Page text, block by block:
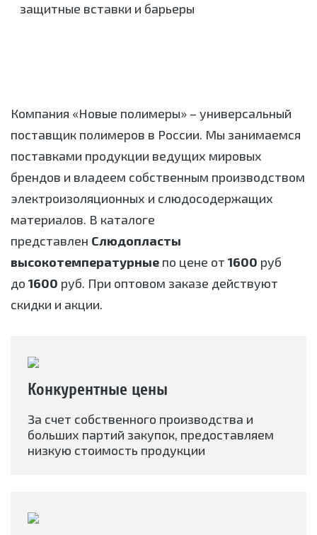
защитные вставки и барьеры
Компания «Новые полимеры» – универсальный
поставщик полимеров в России. Мы занимаемся
поставками продукции ведущих мировых
брендов и владеем собственным производством
электроизоляционных и слюдосодержащих
материалов. В каталоге
представлен Слюдопласты
высокотемпературные по цене от 1600 руб
до 1600 руб. При оптовом заказе действуют
скидки и акции.
Конкурентные цены
За счет собственного производства и
больших партий закупок, предоставляем
низкую стоимость продукции